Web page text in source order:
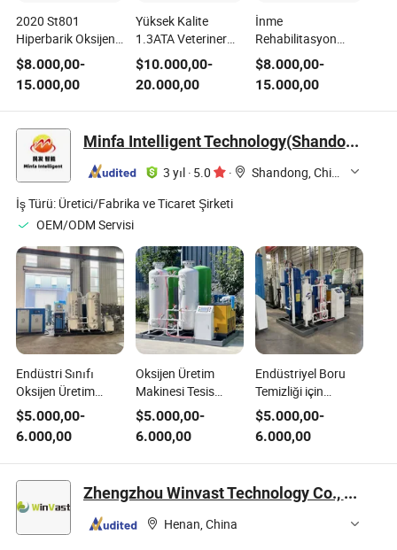
2020 St801
Hiperbarik Oksijen
Odası Taşınabilir
Hbot
Rehabilitasyon
Ekipmanı
$8.000,00-
15.000,00
Yüksek Kalite
1.3ATA Veteriner
Ekipmanı
Hiperbarik Oksijen
Kapsülü
$10.000,00-
20.000,00
İnme
Rehabilitasyon
Ekipmanı
Hiperbarik Oksijen
Odası Diş Ekipmanı
$8.000,00-
15.000,00
Minfa Intelligent Technology(Shandong) Co., Ltd.
3 yıl · 5.0 ·
Shandong, China
İş Türü: Üretici/Fabrika ve Ticaret Şirketi
OEM/ODM Servisi
Endüstri Sınıfı
Oksijen Üretim
Sistemi - Yüksek
Saflıkta Gaz
Ekipmanı
$5.000,00-
6.000,00
Oksijen Üretim
Makinesi Tesis
Oksijen Cihazı Gaz
Üretim Ekipmanı
$5.000,00-
6.000,00
Endüstriyel Boru
Temizliği için
Dayanıklı Azot
Üretim Ekipmanı,
Tehlikeli Gazların
Etkili Şekilde
Oksijen Yer
$5.000,00-
6.000,00
Zhengzhou Winvast Technology Co., Ltd
Henan, China